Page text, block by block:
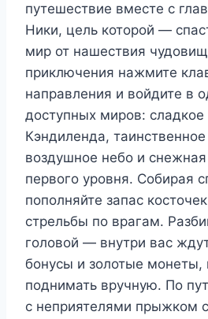
путешествие вместе с
Ники, цель которой —
мир от нашествия
приключения нажмите
направления и войдите в
доступных миров: сладкое
Кэндиленда,
воздушное небо и
первого уровня. Собирая
пополняйте запас
стрельбы по врагам.
головой — внутри вас
бонусы и золотые монеты,
поднимать вручную. По
с неприятелями прыжком